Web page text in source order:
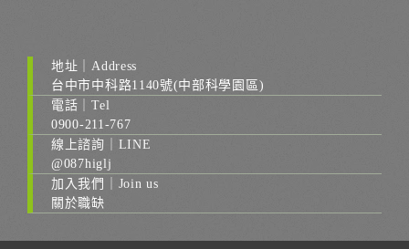
地址｜Address
台中市中科路1140號(中部科學園區)
電話｜Tel
0900-211-767
線上諮詢｜LINE
@087higlj
加入我們｜Join us
關於職缺